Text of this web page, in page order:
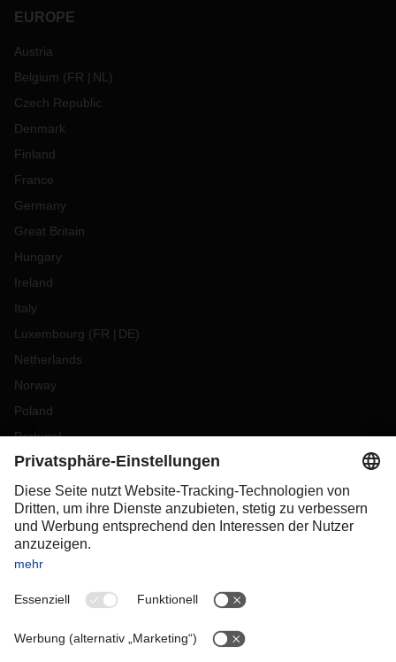
EUROPE
Austria
Belgium (FR NL )
Czech Republic
Denmark
Finland
France
Germany
Great Britain
Hungary
Ireland
Italy
Luxembourg (FR DE)
Netherlands
Norway
Poland
Portugal
Romania
Slovakia
Spain
Sweden
Switzerland
OCEANIA